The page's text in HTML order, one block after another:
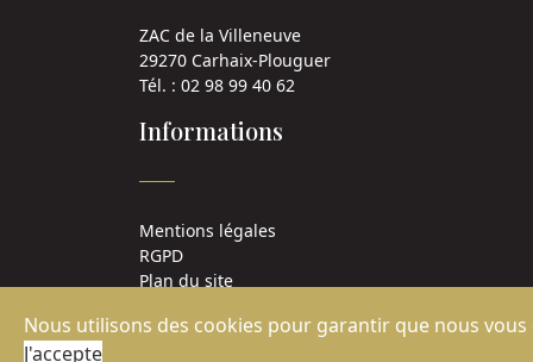
ZAC de la Villeneuve
29270 Carhaix-Plouguer
Tél. : 02 98 99 40 62
Informations
Mentions légales
RGPD
Plan du site
Traiteur Brest,Traiteur Quimper ,Traiteur
Nous utilisons des cookies pour garantir que nous
J'accepte